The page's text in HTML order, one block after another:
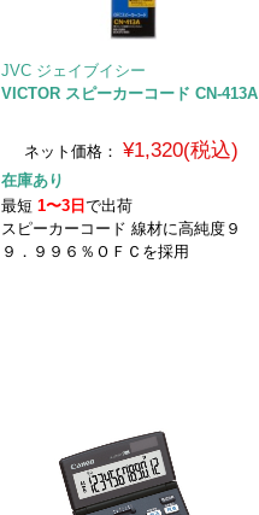
JVC ジェイブイシー
VICTOR スピーカーコード CN-413A
ネット価格： ¥1,320(税込)
在庫あり
最短1〜3日で出荷
スピーカーコード 線材に高純度９
９．９９６％ＯＦＣを採用